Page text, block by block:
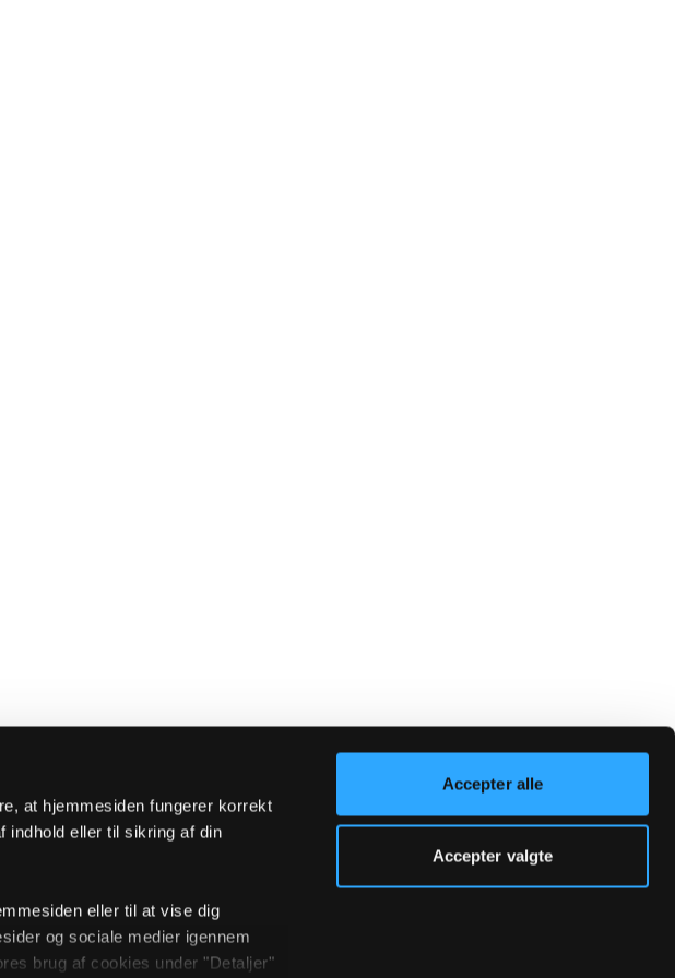
at hjemmesiden fungerer korrekt
indhold eller til sikring af din
eller til at vise dig
og sociale medier igennem
brug af cookies under "Detaljer"
Accepter alle
Accepter valgte